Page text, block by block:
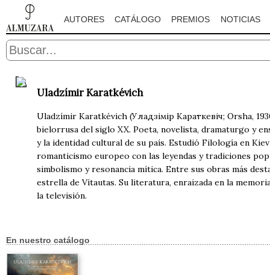
AUTORES CATÁLOGO PREMIOS NOTICIAS
Uladzímir Karatkévich
Uladzímir Karatkévich (Уладзiмiр Караткевiч; Orsha,
bielorrusa del siglo XX. Poeta, novelista, dramaturgo y
y la identidad cultural de su país. Estudió Filología en
romanticismo europeo con las leyendas y tradiciones
simbolismo y resonancia mítica. Entre sus obras más
estrella de Vítautas. Su literatura, enraizada en la
la televisión.
En nuestro catálogo